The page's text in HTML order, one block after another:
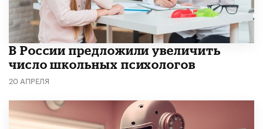
В России предложили увеличить
число школьных психологов
20 АПРЕЛЯ